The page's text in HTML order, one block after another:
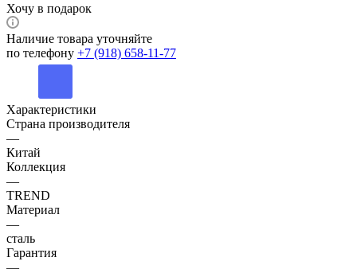
Хочу в подарок
Наличие товара уточняйте
по телефону +7 (918) 658-11-77
Характеристики
Страна производителя
—
Китай
Коллекция
—
TREND
Материал
—
сталь
Гарантия